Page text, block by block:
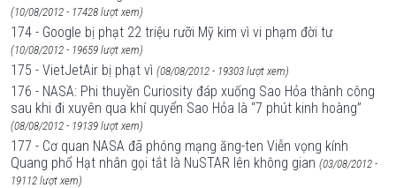
(10/08/2012 - 17428 lượt xem)
174 - Google bị phạt 22 triệu rưỡi Mỹ kim vì vi phạm đời tư
(10/08/2012 - 19659 lượt xem)
175 - VietJetAir bị phạt vì (08/08/2012 - 19303 lượt xem)
176 - NASA: Phi thuyền Curiosity đáp xuống Sao Hỏa thành công
sau khi đi xuyên qua khí quyển Sao Hỏa là “7 phút kinh hoàng”
(08/08/2012 - 19139 lượt xem)
177 - Cơ quan NASA đã phóng mạng ăng-ten Viễn vọng kính
Quang phổ Hạt nhân gọi tắt là NuSTAR lên không gian (03/08/2012 -
19112 lượt xem)